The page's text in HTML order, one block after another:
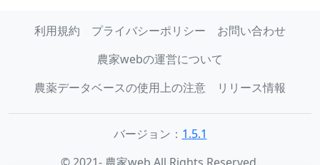
利用規約 プライバシーポリシー
お問い合わせ
農家webの運営について
農薬データベースの使用上の注意
リリース情報
バージョン： 1.5.1
© 2021- 農家web All Rights Reserved.